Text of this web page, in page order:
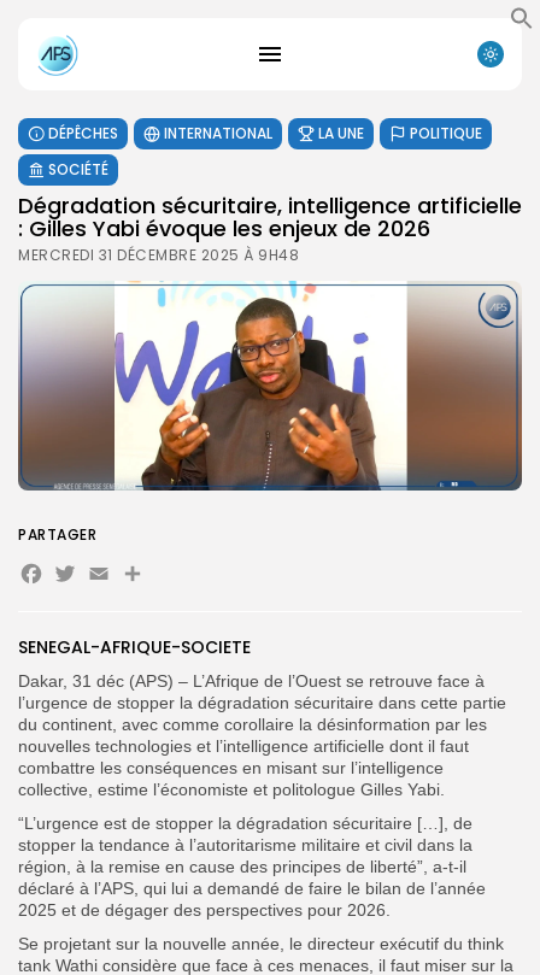
FR
DÉPÊCHES INTERNATIONAL LA UNE
POLITIQUE
SOCIÉTÉ
Dégradation sécuritaire, intelligence artificielle
: Gilles Yabi évoque les enjeux de 2026
MERCREDI 31 DÉCEMBRE 2025 À 9H48
SENEGAL-AFRIQUE-SOCIETE
Dakar, 31 déc (APS) – L’Afrique de l’Ouest se retrouve face à
l’urgence de stopper la dégradation sécuritaire dans cette partie
du continent, avec comme corollaire la désinformation par les
nouvelles technologies et l’intelligence artificielle dont il faut
combattre les conséquences en misant sur l’intelligence
collective, estime l’économiste et politologue Gilles Yabi.
“L’urgence est de stopper la dégradation sécuritaire […], de
stopper la tendance à l’autoritarisme militaire et civil dans la
région, à la remise en cause des principes de liberté”, a-t-il
déclaré à l’APS, qui lui a demandé de faire le bilan de l’année
2025 et de dégager des perspectives pour 2026.
Se projetant sur la nouvelle année, le directeur exécutif du think
tank Wathi considère que face à ces menaces, il faut miser sur la
PARTAGER
Facebook
Twitter
EmailPartager